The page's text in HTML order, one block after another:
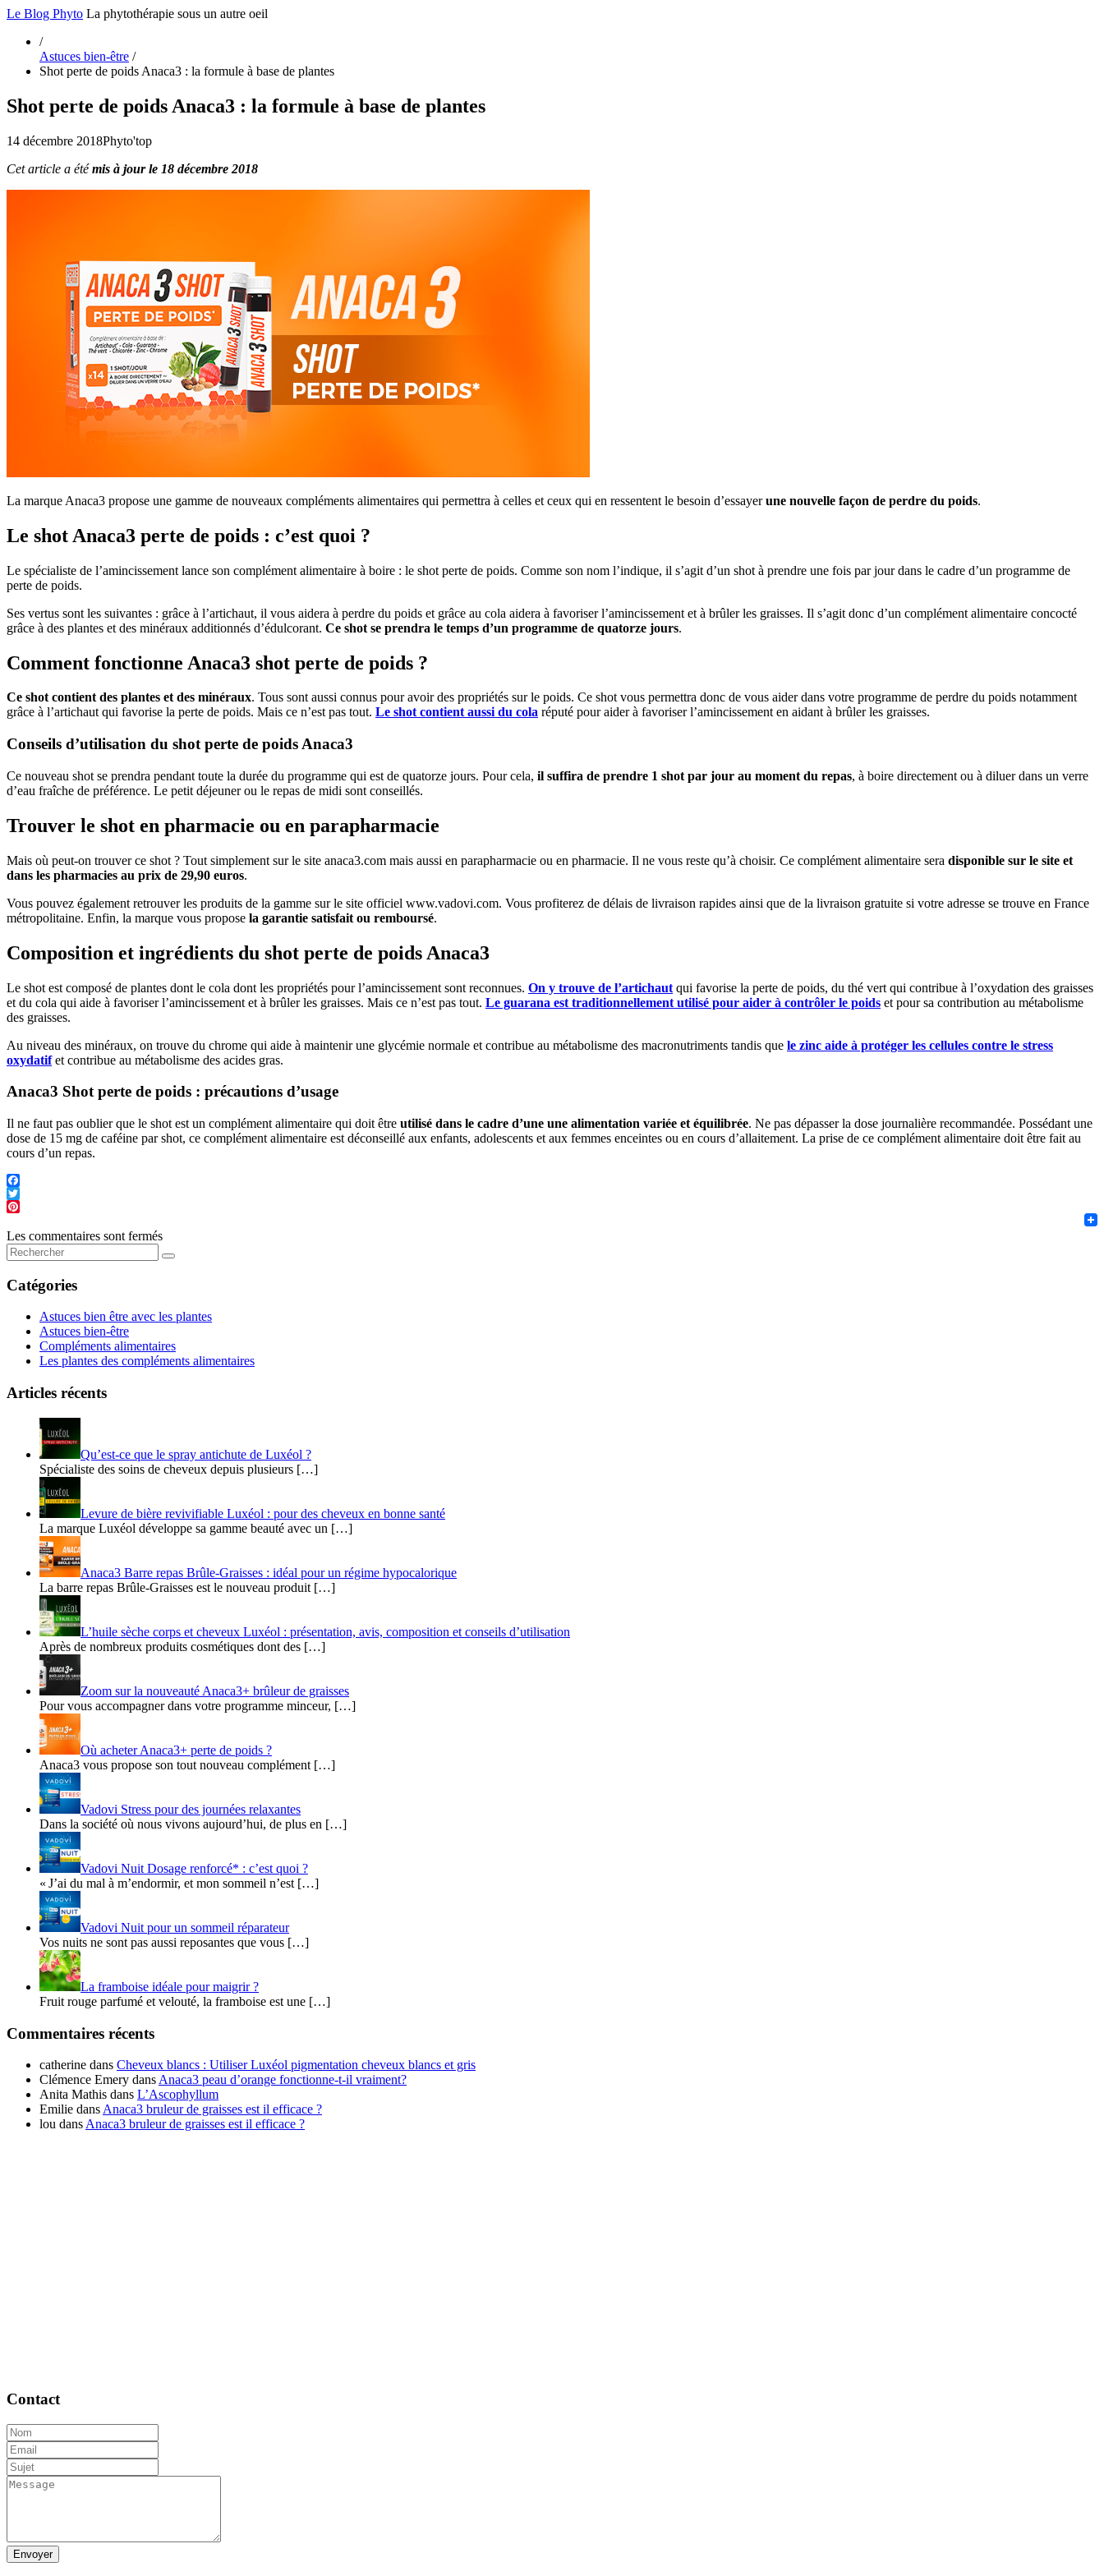
Le Blog Phyto La phytothérapie sous un autre oeil
/
Astuces bien-être /
Shot perte de poids Anaca3 : la formule à base de plantes
Shot perte de poids Anaca3 : la formule à base de plantes
14 décembre 2018Phyto'top
Cet article a étémis à jour le 18 décembre 2018
La marque Anaca3 propose une gamme de nouveaux compléments alimentaires qui permettra à celles et ceux qui en ressentent le besoin d’essayerune nouvelle façon de perdre du poids.
Le shot Anaca3 perte de poids : c’est quoi ?
Le spécialiste de l’amincissement lance son complément alimentaire à boire : le shot perte de poids. Comme son nom l’indique, il s’agit d’un shot à prendre une fois par jour dans le cadre d’un programme de
perte de poids.
Ses vertus sont les suivantes : grâce à l’artichaut, il vous aidera à perdre du poids et grâce au cola aidera à favoriser l’amincissement et à brûler les graisses. Il s’agit donc d’un complément alimentaire concocté
grâce à des plantes et des minéraux additionnés d’édulcorant. Ce shot se prendra le temps d’un programme de quatorze jours.
Comment fonctionne Anaca3 shot perte de poids ?
Ce shot contient des plantes et des minéraux. Tous sont aussi connus pour avoir des propriétés sur le poids. Ce shot vous permettra donc de vous aider dans votre programme de perdre du poids notamment
grâce à l’artichaut qui favorise la perte de poids. Mais ce n’est pas tout. Le shot contient aussi du cola réputé pour aider à favoriser l’amincissement en aidant à brûler les graisses.
Conseils d’utilisation du shot perte de poids Anaca3
Ce nouveau shot se prendra pendant toute la durée du programme qui est de quatorze jours. Pour cela, il suffira de prendre 1 shot par jour au moment du repas, à boire directement ou à diluer dans un verre
d’eau fraîche de préférence. Le petit déjeuner ou le repas de midi sont conseillés.
Trouver le shot en pharmacie ou en parapharmacie
Mais où peut-on trouver ce shot ? Tout simplement sur le site anaca3.com mais aussi en parapharmacie ou en pharmacie. Il ne vous reste qu’à choisir. Ce complément alimentaire sera disponible sur le site et
dans les pharmacies au prix de 29,90 euros.
Vous pouvez également retrouver les produits de la gamme sur le site officiel www.vadovi.com. Vous profiterez de délais de livraison rapides ainsi que de la livraison gratuite si votre adresse se trouve en France
métropolitaine. Enfin, la marque vous propose la garantie satisfait ou remboursé.
Composition et ingrédients du shot perte de poids Anaca3
Le shot est composé de plantes dont le cola dont les propriétés pour l’amincissement sont reconnues. On y trouve de l’artichaut qui favorise la perte de poids, du thé vert qui contribue à l’oxydation des graisses
et du cola qui aide à favoriser l’amincissement et à brûler les graisses. Mais ce n’est pas tout. Le guarana est traditionnellement utilisé pour aider à contrôler le poids et pour sa contribution au métabolisme
des graisses.
Au niveau des minéraux, on trouve du chrome qui aide à maintenir une glycémie normale et contribue au métabolisme des macronutriments tandis que le zinc aide à protéger les cellules contre le stress
oxydatifet contribue au métabolisme des acides gras.
Anaca3 Shot perte de poids : précautions d’usage
Il ne faut pas oublier que le shot est un complément alimentaire qui doit être utilisé dans le cadre d’une une alimentation variée et équilibrée. Ne pas dépasser la dose journalière recommandée. Possédant une
dose de 15 mg de caféine par shot, ce complément alimentaire est déconseillé aux enfants, adolescents et aux femmes enceintes ou en cours d’allaitement. La prise de ce complément alimentaire doit être fait au
cours d’un repas.
Les commentaires sont fermés
Catégories
Astuces bien être avec les plantes
Astuces bien-être
Compléments alimentaires
Les plantes des compléments alimentaires
Articles récents
Qu’est-ce que le spray antichute de Luxéol ?
Spécialiste des soins de cheveux depuis plusieurs […]
​​Levure de bière revivifiable Luxéol : pour des cheveux en bonne santé
La marque Luxéol développe sa gamme beauté avec un […]
Anaca3 Barre repas Brûle-Graisses : idéal pour un régime hypocalorique
La barre repas Brûle-Graisses est le nouveau produit […]
L’huile sèche corps et cheveux Luxéol : présentation, avis, composition et conseils d’utilisation
Après de nombreux produits cosmétiques dont des […]
Zoom sur la nouveauté Anaca3+ brûleur de graisses
Pour vous accompagner dans votre programme minceur, […]
Où acheter Anaca3+ perte de poids ?
Anaca3 vous propose son tout nouveau complément […]
Vadovi Stress pour des journées relaxantes
Dans la société où nous vivons aujourd’hui, de plus en […]
Vadovi Nuit Dosage renforcé* : c’est quoi ?
« J’ai du mal à m’endormir, et mon sommeil n’est […]
Vadovi Nuit pour un sommeil réparateur
Vos nuits ne sont pas aussi reposantes que vous […]
La framboise idéale pour maigrir ?
Fruit rouge parfumé et velouté, la framboise est une […]
Commentaires récents
catherine dans Cheveux blancs : Utiliser Luxéol pigmentation cheveux blancs et gris
Clémence Emery dans Anaca3 peau d’orange fonctionne-t-il vraiment?
Anita Mathis dans L’Ascophyllum
Emilie dans Anaca3 bruleur de graisses est il efficace ?
lou dans Anaca3 bruleur de graisses est il efficace ?
Contact
Envoyer